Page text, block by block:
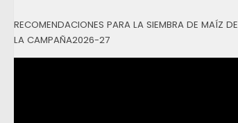
RECOMENDACIONES PARA LA SIEMBRA DE MAÍZ DE
LA CAMPAÑA2026-27